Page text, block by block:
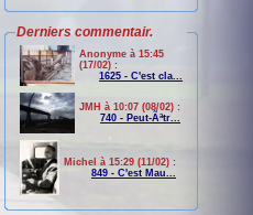
Derniers commentair.
Anonyme à 15:45
(17/02) :
1625 - C'est cla...
JMH à 10:07 (08/02) :
740 - Peut-Ãªtr...
Michel à 15:29 (11/02) :
849 - C'est Mau...